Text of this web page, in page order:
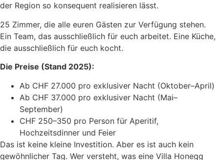
der Region so konsequent realisieren lässt.
25 Zimmer, die alle euren Gästen zur Verfügung stehen.
Ein Team, das ausschließlich für euch arbeitet. Eine Küche,
die ausschließlich für euch kocht.
Die Preise (Stand 2025):
Ab CHF 27.000 pro exklusiver Nacht (Oktober–April)
Ab CHF 37.000 pro exklusiver Nacht (Mai–
September)
CHF 250–350 pro Person für Aperitif,
Hochzeitsdinner und Feier
Das ist keine kleine Investition. Aber es ist auch kein
gewöhnlicher Tag. Wer versteht, was eine Villa Honegg